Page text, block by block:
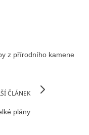
z přírodního kamene
ČLÁNEK
plány